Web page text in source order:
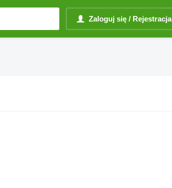
Zaloguj się / Rejestracja